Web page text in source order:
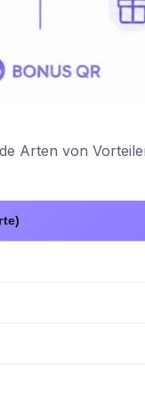
Arten von